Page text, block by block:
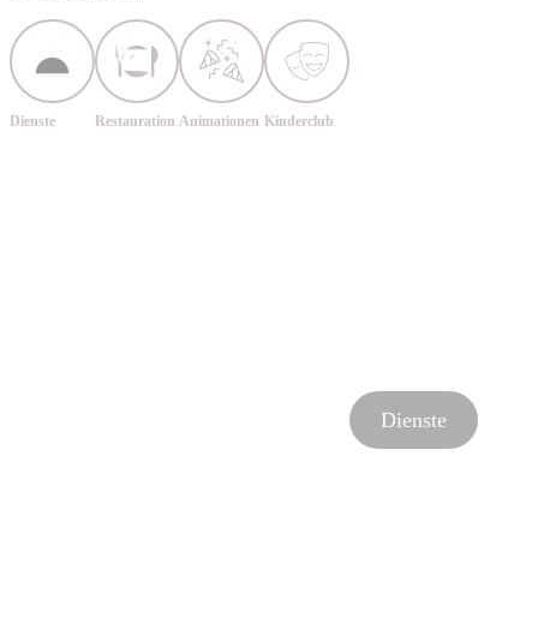
Dienste Restauration Animationen Kinderclub
Dienste